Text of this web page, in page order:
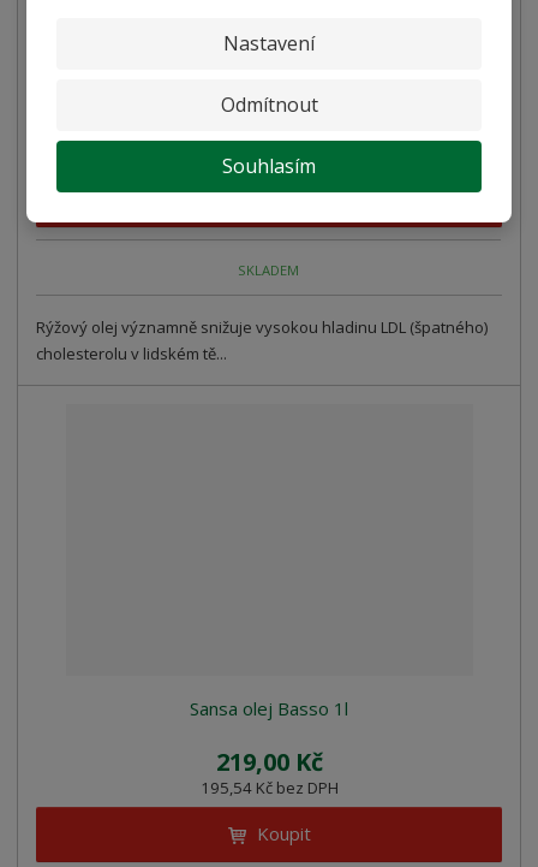
Nastavení
Odmítnout
Souhlasím
Koupit
SKLADEM
Rýžový olej významně snižuje vysokou hladinu LDL (špatného)
cholesterolu v lidském tě...
Sansa olej Basso 1l
219,00 Kč
195,54 Kč bez DPH
Koupit